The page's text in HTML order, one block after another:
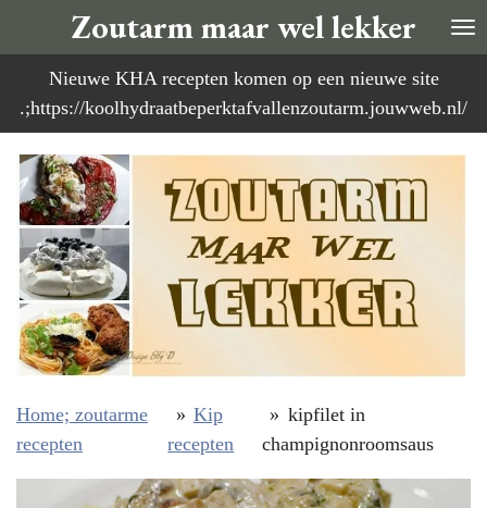
direct
naar
de
Zoutarm maar wel lekker
Nieuwe KHA recepten komen op een nieuwe site
.;https://koolhydraatbeperktafvallenzoutarm.jouwweb.nl/
Home; zoutarme
recepten
» Kip
recepten
» kipfilet in
champignonroomsaus